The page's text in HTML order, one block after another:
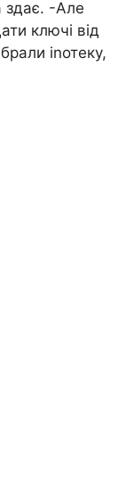
здає. -Але
ключі від
іnотеку,